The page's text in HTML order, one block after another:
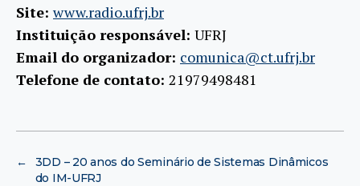
Site:www.radio.ufrj.br
Instituição responsável: UFRJ
Email do organizador: comunica@ct.ufrj.br
Telefone de contato: 21979498481
←
3DD – 20 anos do Seminário de Sistemas Dinâmicos
do IM-UFRJ